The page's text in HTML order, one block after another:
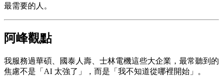
最需要的人。
阿峰觀點
我服務過華碩、國泰人壽、士林電機這些大企業，最常聽到的
焦慮不是「AI 太強了」，而是「我不知道從哪裡開始」。